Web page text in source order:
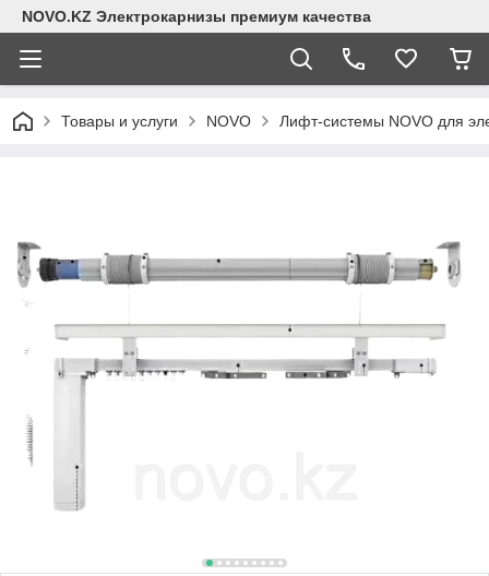
NOVO.KZ Электрокарнизы премиум качества
Товары и услуги NOVO Лифт-системы NOVO для